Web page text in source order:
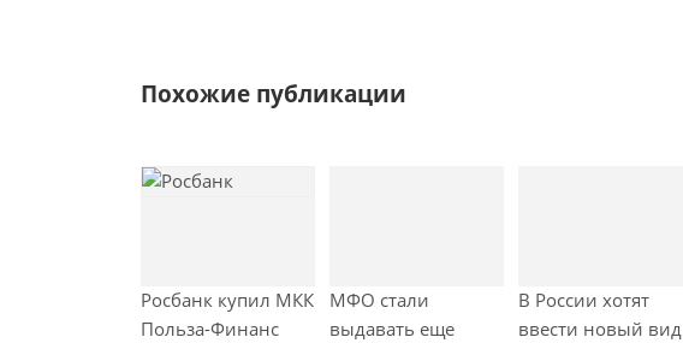
д
а
п
и
Похожие публикации
Росбанк купил МКК
Польза-Финанс
МФО стали
выдавать еще
В России хотят
ввести новый вид